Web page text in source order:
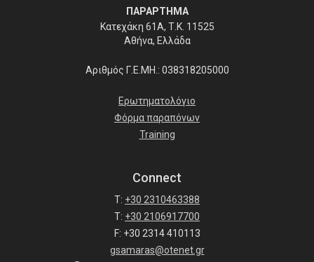
ΠΑΡΑΡΤΗΜΑ
Κατεχάκη 61Α, Τ.Κ. 11525
Αθήνα, Ελλάδα
Αριθμός Γ.Ε.ΜΗ.: 038318205000
Ερωτηματολόγιο
Φόρμα παραπόνων
Training
Connect
T: +30 2310463388
T: +30 2106917700
F: +30 2314 410113
gsamaras@otenet.gr